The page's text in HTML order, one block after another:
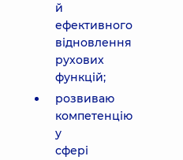
й
ефективного
відновлення
рухових
функцій;
розвиваю
компетенцію
у
сфері